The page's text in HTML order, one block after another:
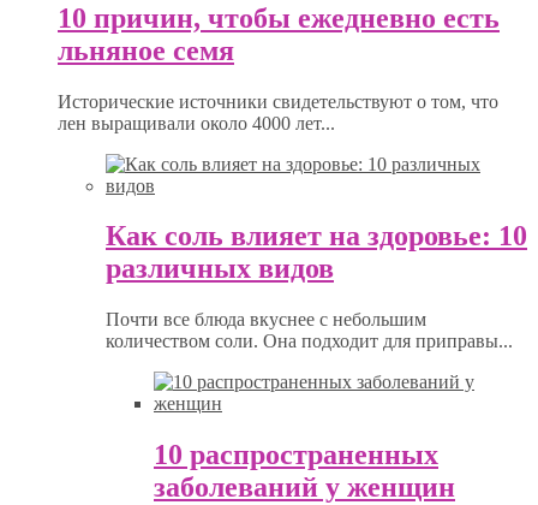
10 причин, чтобы ежедневно есть
льняное семя
Исторические источники свидетельствуют о том, что
лен выращивали около 4000 лет...
Как соль влияет на здоровье: 10
различных видов
Почти все блюда вкуснее с небольшим
количеством соли. Она подходит для приправы...
10 распространенных
заболеваний у женщин